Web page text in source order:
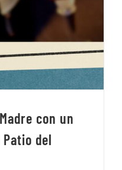
con un
del